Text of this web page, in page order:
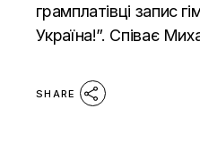
грамплатівці запис
Україна!”. Співає
SHARE